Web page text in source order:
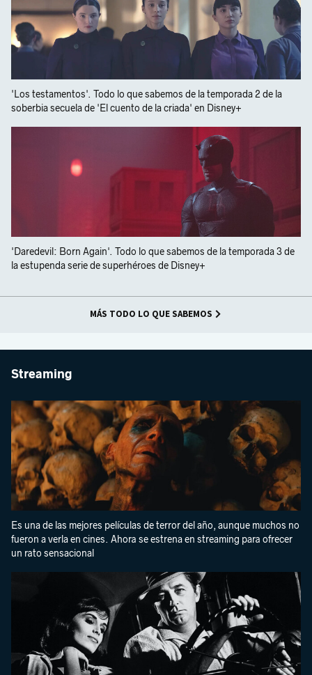
'Los testamentos'. Todo lo que sabemos de la temporada 2 de la
soberbia secuela de 'El cuento de la criada' en Disney+
'Daredevil: Born Again'. Todo lo que sabemos de la temporada 3 de
la estupenda serie de superhéroes de Disney+
MÁS TODO LO QUE SABEMOS
Streaming
Es una de las mejores películas de terror del año, aunque muchos no
fueron a verla en cines. Ahora se estrena en streaming para ofrecer
un rato sensacional